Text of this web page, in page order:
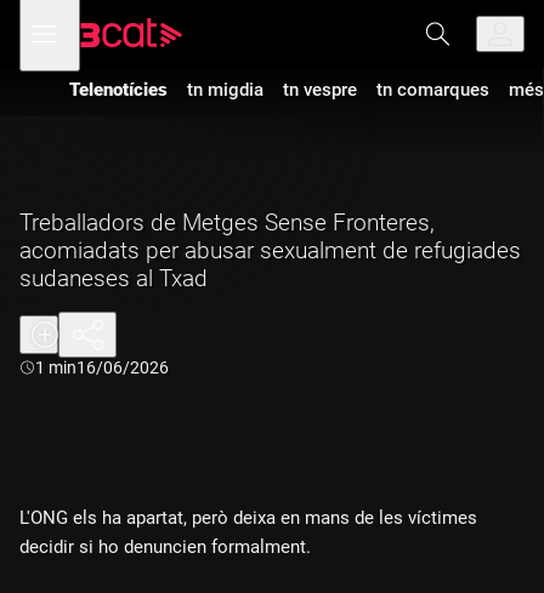
navegació
menú
de
Telenotícies tn migdia tn vespre tn comarques
Treballadors de Metges Sense Fronteres,
acomiadats per abusar sexualment de refugiades
sudaneses al Txad
Durada:
1 min16/06/2026
L'ONG els ha apartat, però deixa en mans de les víctimes
decidir si ho denuncien formalment.